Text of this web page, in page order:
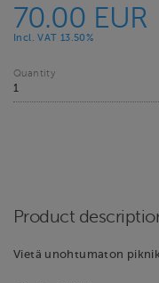
70.00 EUR
Incl. VAT 13.50%
Quantity
Product
Vietä unohtumaton